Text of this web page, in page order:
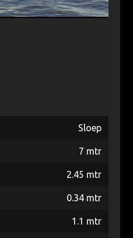
Sloep
7 mtr
2.45 mtr
0.34 mtr
1.1 mtr